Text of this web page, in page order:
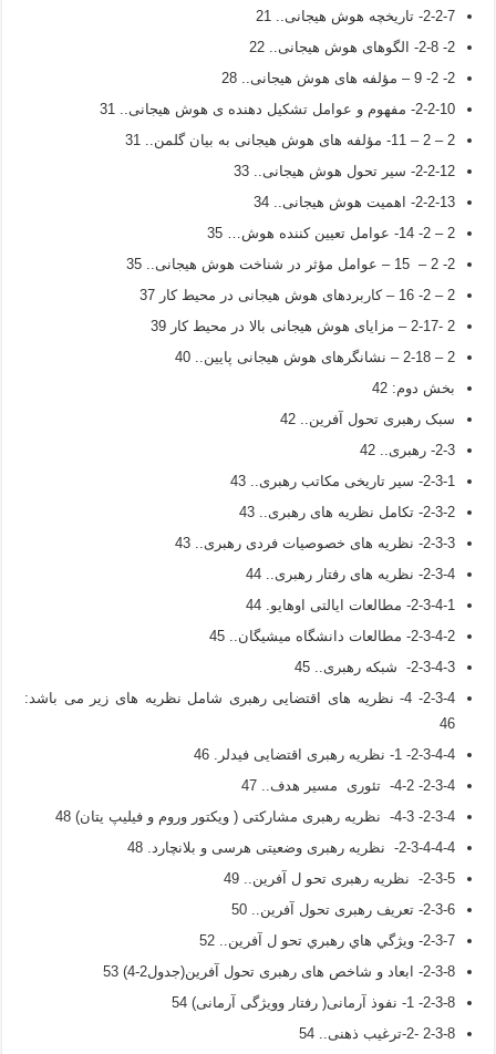
2-2-7- تاریخچه هوش هیجانی.. 21
2- 2-8- الگوهای هوش هیجانی.. 22
2- 2- 9 – مؤلفه های هوش هیجانی.. 28
2-2-10- مفهوم و عوامل تشکیل دهنده ی هوش هیجانی.. 31
2 – 2 – 11- مؤلفه های هوش هیجانی به بیان گلمن.. 31
2-2-12- سیر تحول هوش هیجانی.. 33
2-2-13- اهمیت هوش هیجانی.. 34
2 – 2- 14- عوامل تعیین کننده هوش… 35
2- 2 – 15 – عوامل مؤثر در شناخت هوش هیجانی.. 35
2 – 2- 16 – کاربردهای هوش هیجانی در محیط کار 37
2 -2-17 – مزایای هوش هیجانی بالا در محیط کار 39
2 – 2-18 – نشانگرهای هوش هیجانی پایین.. 40
بخش دوم: 42
سبک رهبری تحول آفرین.. 42
2-3- رهبری.. 42
2-3-1- سیر تاریخی مکاتب رهبری.. 43
2-3-2- تکامل نظریه های رهبری.. 43
2-3-3- نظریه های خصوصیات فردی رهبری.. 43
2-3-4- نظریه های رفتار رهبری.. 44
2-3-4-1- مطالعات ایالتی اوهایو. 44
2-3-4-2- مطالعات دانشگاه میشیگان.. 45
2-3-4-3- شبکه رهبری.. 45
2-3-4- 4- نظریه های اقتضایی رهبری شامل نظریه های زیر می باشد:
46
2-3-4-4- 1- نظریه رهبری اقتضایی فیدلر. 46
2-3-4- 4-2- تئوری مسیر هدف.. 47
2-3-4- 4-3- نظریه رهبری مشارکتی ( ویکتور وروم و فیلیپ یتان) 48
2-3-4-4-4- نظریه رهبری وضعیتی هرسی و بلانچارد. 48
2-3-5- نظریه رهبری تحو ل آفرین.. 49
2-3-6- تعریف رهبری تحول آفرین.. 50
2-3-7- ويژگي هاي رهبري تحو ل آفرين.. 52
2-3-8- ابعاد و شاخص های رهبری تحول آفرین(جدول2-4) 53
2-3-8- 1- نفوذ آرمانی( رفتار وویژگی آرمانی) 54
2-3-8 -2-ترغیب ذهنی.. 54